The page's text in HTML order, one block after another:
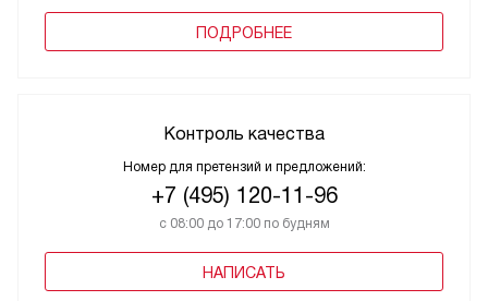
ПОДРОБНЕЕ
Контроль качества
Номер для претензий и предложений:
+7 (495) 120-11-96
с 08:00 до 17:00 по будням
НАПИСАТЬ